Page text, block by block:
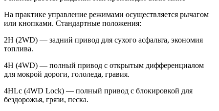
На практике управление режимами осуществляется рычагом
или кнопками. Стандартные положения:
2H (2WD) — задний привод для сухого асфальта, экономия
топлива.
4H (4WD) — полный привод с открытым дифференциалом
для мокрой дороги, гололеда, гравия.
4HLc (4WD Lock) — полный привод с блокировкой для
бездорожья, грязи, песка.